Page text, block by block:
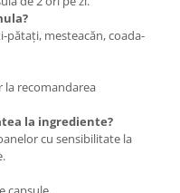
mesteacăn, coada-
la recomandarea
la ingrediente?
cu sensibilitate la